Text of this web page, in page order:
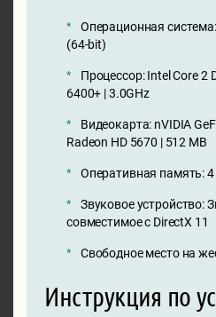
Операционная
(64-bit)
Процессор: Intel Core 2
6400+ | 3.0GHz
Видеокарта: nVIDIA
Radeon HD 5670 | 512 MB
Оперативная память: 4
Звуковое устройство:
совместимое с DirectX 11
Свободное место на
Инструкция по